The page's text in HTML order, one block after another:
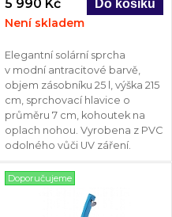
5 990 Kč
Není skladem
Elegantní solární sprcha
v modní antracitové barvě,
objem zásobníku 25 l, výška 215
cm, sprchovací hlavice o
průměru 7 cm, kohoutek na
oplach nohou. Vyrobena z PVC
odolného vůči UV záření.
Doporučujeme